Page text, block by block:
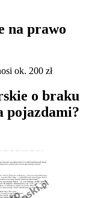
na prawo
ok. 200 zł
o braku
pojazdami?